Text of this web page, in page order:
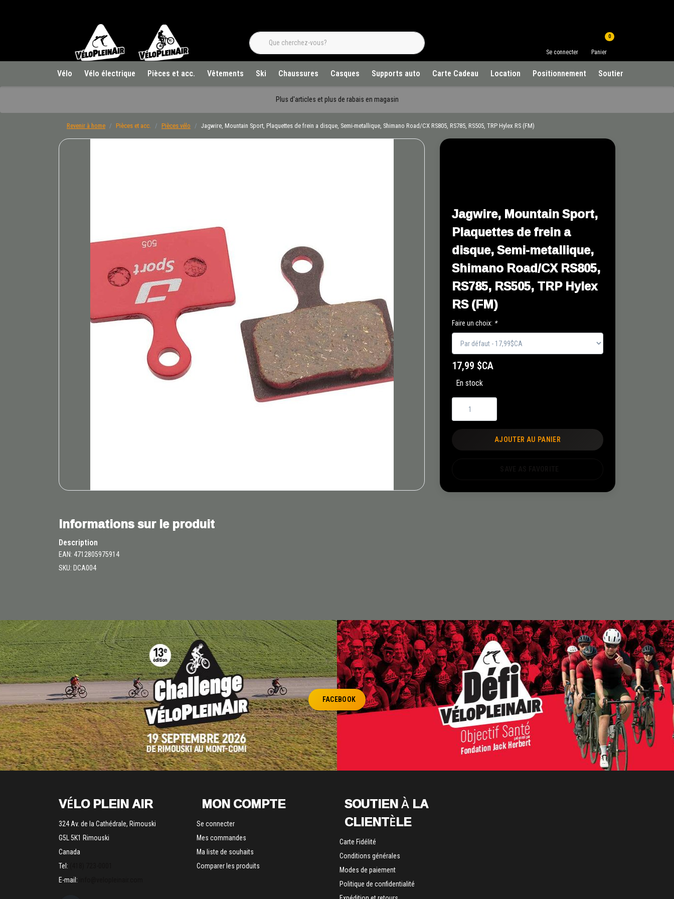
Se connecter
0
Panier
Vélo Vélo électrique Pièces et acc. Vêtements Ski Chaussures Casques Supports auto Carte Cadeau Location Positionnement Soutien à la clientèle
Plus d'articles et plus de rabais en magasin
Revenir à home Pièces et acc. Pièces vélo Jagwire, Mountain Sport, Plaquettes de frein a disque, Semi-metallique, Shimano Road/CX RS805, RS785, RS505, TRP Hylex RS (FM)
Jagwire, Mountain Sport,
Plaquettes de frein a
disque, Semi-metallique,
Shimano Road/CX RS805,
RS785, RS505, TRP Hylex
RS (FM)
Faire un choix: *
17,99 $CA
En stock
AJOUTER AU PANIER
Informations sur le produit
Description
EAN: 4712805975914
SKU: DCA004
FACEBOOK
VÉLO PLEIN AIR
324 Av. de la Cathédrale, Rimouski
G5L 5K1 Rimouski
Canada
Tel:
E-mail:
MON COMPTE
Se connecter
Mes commandes
Ma liste de souhaits
Comparer les produits
SOUTIEN À LA
CLIENTÈLE
Carte Fidélité
Conditions générales
Modes de paiement
Politique de confidentialité